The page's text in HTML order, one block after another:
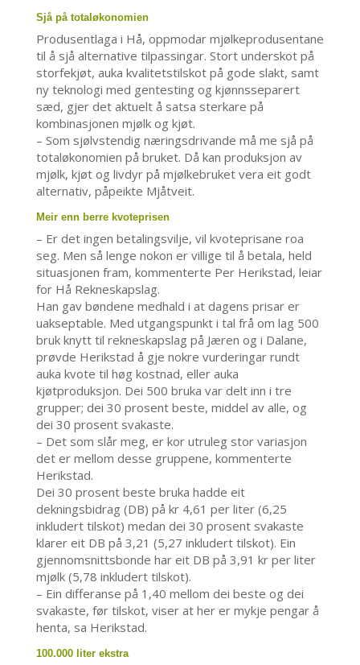
Sjå på totaløkonomien
Produsentlaga i Hå, oppmodar mjølkeprodusentane
til å sjå alternative tilpassingar. Stort underskot på
storfekjøt, auka kvalitetstilskot på gode slakt, samt
ny teknologi med gentesting og kjønnsseparert
sæd, gjer det aktuelt å satsa sterkare på
kombinasjonen mjølk og kjøt.
– Som sjølvstendig næringsdrivande må me sjå på
totaløkonomien på bruket. Då kan produksjon av
mjølk, kjøt og livdyr på mjølkebruket vera eit godt
alternativ, påpeikte Mjåtveit.
Meir enn berre kvoteprisen
– Er det ingen betalingsvilje, vil kvoteprisane roa
seg. Men så lenge nokon er villige til å betala, held
situasjonen fram, kommenterte Per Herikstad, leiar
for Hå Rekneskapslag.
Han gav bøndene medhald i at dagens prisar er
uakseptable. Med utgangspunkt i tal frå om lag 500
bruk knytt til rekneskapslag på Jæren og i Dalane,
prøvde Herikstad å gje nokre vurderingar rundt
auka kvote til høg kostnad, eller auka
kjøtproduksjon. Dei 500 bruka var delt inn i tre
grupper; dei 30 prosent beste, middel av alle, og
dei 30 prosent svakaste.
– Det som slår meg, er kor utruleg stor variasjon
det er mellom desse gruppene, kommenterte
Herikstad.
Dei 30 prosent beste bruka hadde eit
dekningsbidrag (DB) på kr 4,61 per liter (6,25
inkludert tilskot) medan dei 30 prosent svakaste
klarer eit DB på 3,21 (5,27 inkludert tilskot). Ein
gjennomsnittsbonde har eit DB på 3,91 kr per liter
mjølk (5,78 inkludert tilskot).
– Ein differanse på 1,40 mellom dei beste og dei
svakaste, før tilskot, viser at her er mykje pengar å
henta, sa Herikstad.
100.000 liter ekstra